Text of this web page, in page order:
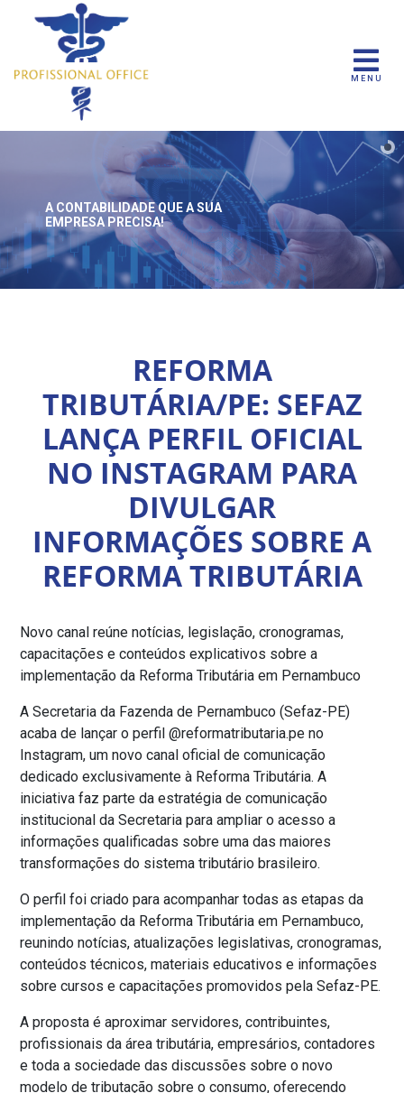
MENU
A CONTABILIDADE QUEA SUA
EMPRESA PRECISA!
REFORMA
TRIBUTÁRIA/PE: SEFAZ
LANÇA PERFIL OFICIAL
NO INSTAGRAM PARA
DIVULGAR
INFORMAÇÕES SOBRE A
REFORMA TRIBUTÁRIA
Novo canal reúne notícias, legislação, cronogramas,
capacitações e conteúdos explicativos sobre a
implementação da Reforma Tributária em Pernambuco
A Secretaria da Fazenda de Pernambuco (Sefaz-PE)
acaba de lançar o perfil @reformatributaria.pe no
Instagram, um novo canal oficial de comunicação
dedicado exclusivamente à Reforma Tributária. A
iniciativa faz parte da estratégia de comunicação
institucional da Secretaria para ampliar o acesso a
informações qualificadas sobre uma das maiores
transformações do sistema tributário brasileiro.
O perfil foi criado para acompanhar todas as etapas da
implementação da Reforma Tributária em Pernambuco,
reunindo notícias, atualizações legislativas, cronogramas,
conteúdos técnicos, materiais educativos e informações
sobre cursos e capacitações promovidos pela Sefaz-PE.
A proposta é aproximar servidores, contribuintes,
profissionais da área tributária, empresários, contadores
e toda a sociedade das discussões sobre o novo
modelo de tributação sobre o consumo, oferecendo